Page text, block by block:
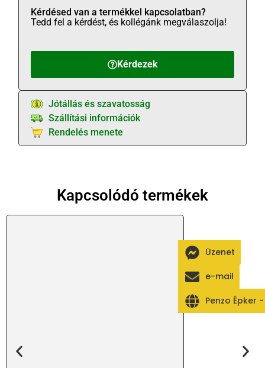
Kérdezek
Kérdésed van a termékkel kapcsolatban?
Tedd fel a kérdést, és kollégánk megválaszolja!
Jótállás és szavatosság
Szállítási információk
Rendelés menete
Kapcsolódó termékek
Üzenet
e-mail
Penzo Épker